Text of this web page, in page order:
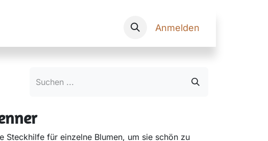
Anmelden
Steckhilfe für einzelne Blumen, um sie schön zu